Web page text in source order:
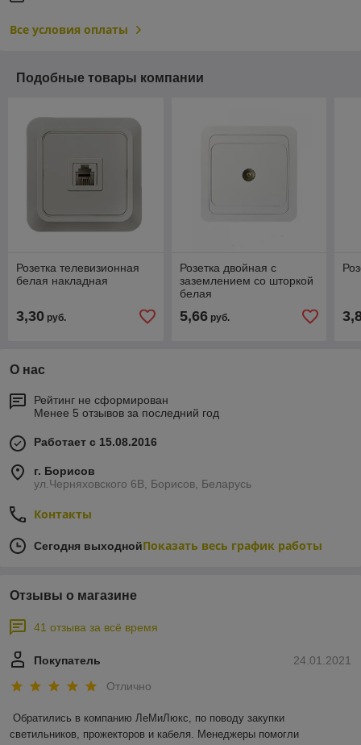
Все условия оплаты
Подобные товары компании
Розетка телевизионная
белая накладная
3,30 руб.
Розетка двойная с
заземлением со шторкой
белая
5,66руб.
О нас
Рейтинг не сформирован
Менее 5 отзывов за последний год
Работает с 15.08.2016
г. Борисов
ул.Черняховского 6В, Борисов, Беларусь
Контакты
Сегодня выходнойПоказать весь график работы
Отзывы о магазине
41 отзыва за всё время
24.01.2021
Покупатель
Отлично
Обратились в компанию ЛеМиЛюкс, по поводу закупки
светильников, прожекторов и кабеля. Менеджеры помогли